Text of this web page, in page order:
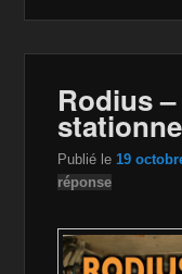
o
k
Rodius
Publié le 19
réponse